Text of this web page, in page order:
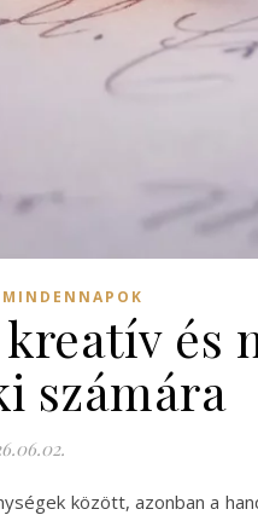
MINDENNAPOK
és
számára
között, azonban a